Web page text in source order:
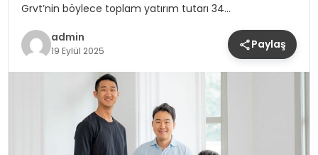
Grvt’nin böylece toplam yatırım tutarı 34…
admin
19 Eylül 2025 Paylaş